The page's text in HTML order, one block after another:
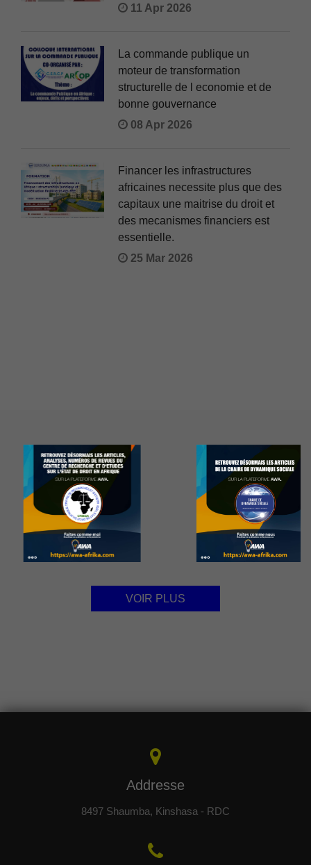
11 Apr 2026
La commande publique un
moteur de transformation
structurelle de l economie et de
bonne gouvernance
08 Apr 2026
Financer les infrastructures
africaines necessite plus que des
capitaux une maitrise du droit et
des mecanismes financiers est
essentielle.
25 Mar 2026
VOIR PLUS
Addresse
8497 Shaumba, Kinshasa - RDC